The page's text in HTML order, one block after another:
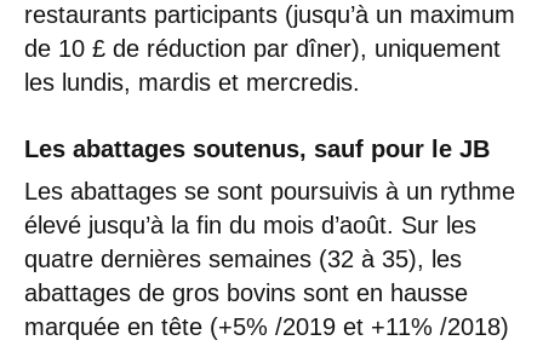
restaurants participants (jusqu’à un maximum
de 10 £ de réduction par dîner), uniquement
les lundis, mardis et mercredis.
Les abattages soutenus, sauf pour le JB
Les abattages se sont poursuivis à un rythme
élevé jusqu’à la fin du mois d’août. Sur les
quatre dernières semaines (32 à 35), les
abattages de gros bovins sont en hausse
marquée en tête (+5% /2019 et +11% /2018)